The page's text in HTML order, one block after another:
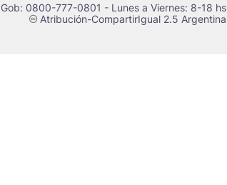
Gob: 0800-777-0801 - Lunes a Viernes: 8-18 hs
cAtribución-CompartirIgual 2.5 Argentina